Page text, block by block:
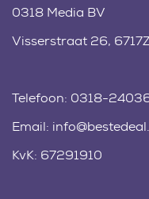
0318 Media BV
Visserstraat 26,
Telefoon: 0318-
Email:
KvK: 67291910